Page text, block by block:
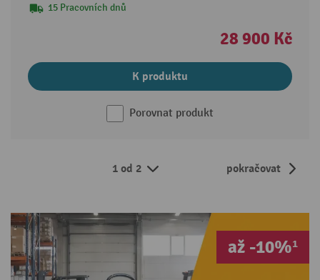
15 Pracovních dnů
28 900 Kč
K produktu
Porovnat produkt
1 od 2 pokračovat
až -10%¹